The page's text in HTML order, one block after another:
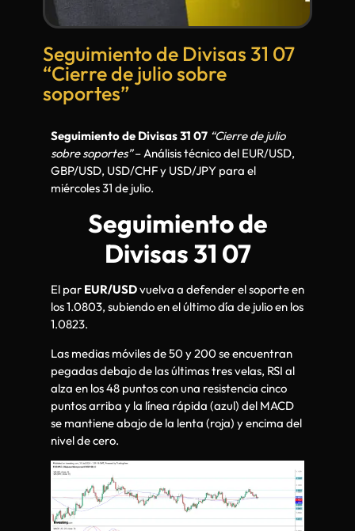
Seguimiento de Divisas 31 07
“Cierre de julio sobre
soportes”
Seguimiento de Divisas 31 07 “Cierre de julio
sobre soportes”– Análisis técnico del EUR/USD,
GBP/USD, USD/CHF y USD/JPY para el
miércoles 31 de julio.
Seguimiento de
Divisas 31 07
El par EUR/USDvuelva a defender el soporte en
los 1.0803, subiendo en el último día de julio en los
1.0823.
Las medias móviles de 50 y 200 se encuentran
pegadas debajo de las últimas tres velas, RSI al
alza en los 48 puntos con una resistencia cinco
puntos arriba y la línea rápida (azul) del MACD
se mantiene abajo de la lenta (roja) y encima del
nivel de cero.